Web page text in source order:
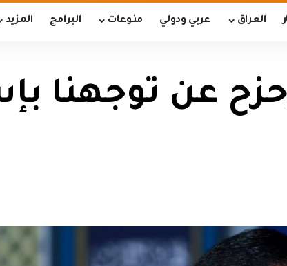
العراق عربي ودولي منوعات البرامج المزيد
عن توجهنا